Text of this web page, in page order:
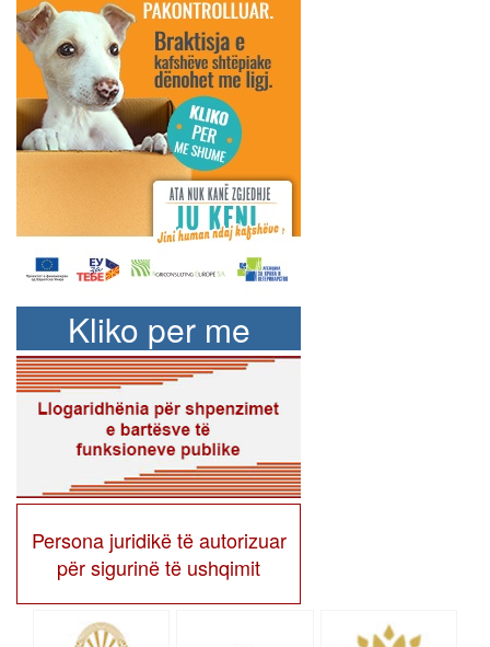
Kliko per me
shume
Persona juridikë të autorizuar
për sigurinë të ushqimit